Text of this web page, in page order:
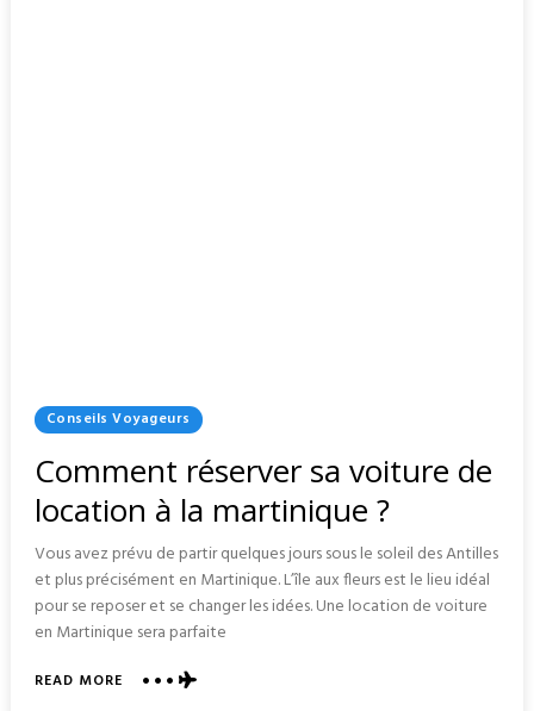
Posted
In
Conseils Voyageurs
Comment réserver sa voiture de
location à la martinique ?
Vous avez prévu de partir quelques jours sous le soleil des Antilles
et plus précisément en Martinique. L’île aux fleurs est le lieu idéal
pour se reposer et se changer les idées. Une location de voiture
en Martinique sera parfaite
READ MOREABOUT